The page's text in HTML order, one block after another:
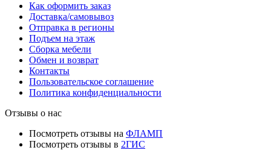
Как оформить заказ
Доставка/самовывоз
Отправка в регионы
Подъем на этаж
Сборка мебели
Обмен и возврат
Контакты
Пользовательское соглашение
Политика конфиденциальности
Отзывы о нас
Посмотреть отзывы на ФЛАМП
Посмотреть отзывы в 2ГИС